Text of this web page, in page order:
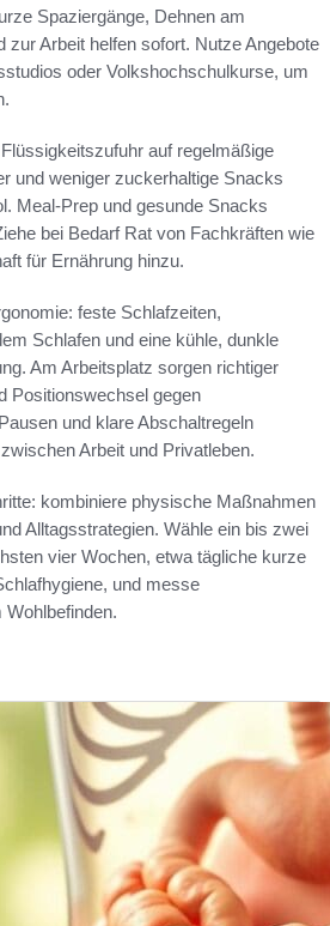
Spaziergänge, Dehnen am
zur Arbeit helfen sofort. Nutze Angebote
oder Volkshochschulkurse, um
auf regelmäßige
und weniger zuckerhaltige Snacks
Meal-Prep und gesunde Snacks
bei Bedarf Rat von Fachkräften wie
für Ernährung hinzu.
feste Schlafzeiten,
Schlafen und eine kühle, dunkle
Am Arbeitsplatz sorgen richtiger
Positionswechsel gegen
und klare Abschaltregeln
Arbeit und Privatleben.
kombiniere physische Maßnahmen
Alltagsstrategien. Wähle ein bis zwei
vier Wochen, etwa tägliche kurze
und messe
Wohlbefinden.